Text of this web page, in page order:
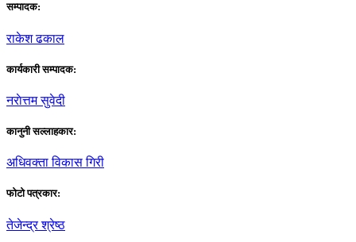
सम्पादक:
राकेश ढकाल
कार्यकारी सम्पादक:
नराेत्तम सुवेदी
कानुनी सल्लाहकार:
अधिवक्ता विकास गिरी
फाेटाे पत्रकार:
तेजेन्द्र श्रेष्ठ